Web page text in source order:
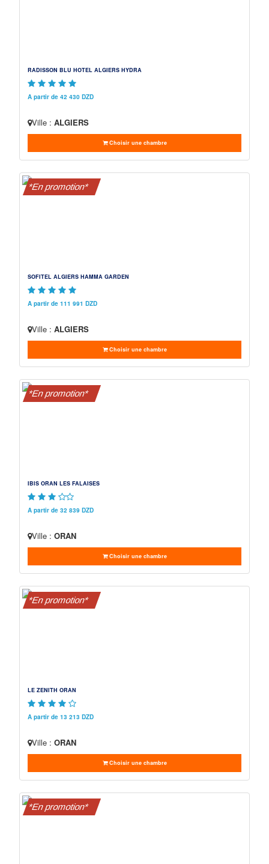
RADISSON BLU HOTEL ALGIERS HYDRA
A partir de 42 430 DZD
Ville : ALGIERS
Choisir une chambre
*En promotion*
SOFITEL ALGIERS HAMMA GARDEN
A partir de 111 991 DZD
Ville : ALGIERS
Choisir une chambre
*En promotion*
IBIS ORAN LES FALAISES
A partir de 32 839 DZD
Ville : ORAN
Choisir une chambre
*En promotion*
LE ZENITH ORAN
A partir de 13 213 DZD
Ville : ORAN
Choisir une chambre
*En promotion*